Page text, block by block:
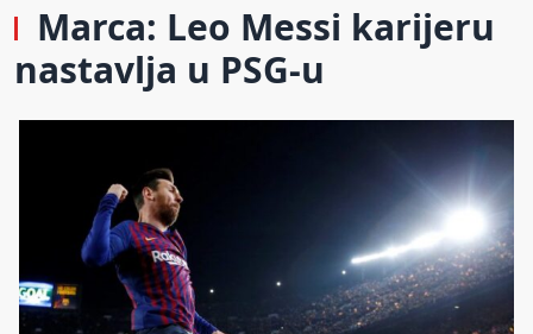
Marca: Leo Messi karijeru
nastavlja u PSG-u